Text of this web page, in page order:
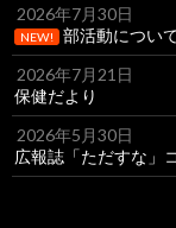
2026年7月30日
NEW!
部活動につい
2026年7月21日
保健だより
2026年5月30日
広報誌「ただすな」